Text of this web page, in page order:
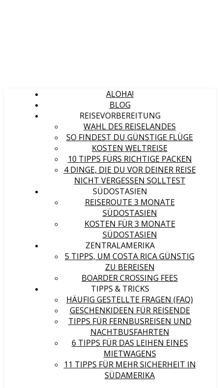
ALOHA!
BLOG
REISEVORBEREITUNG
WAHL DES REISELANDES
SO FINDEST DU GÜNSTIGE FLÜGE
KOSTEN WELTREISE
10 TIPPS FÜRS RICHTIGE PACKEN
4 DINGE, DIE DU VOR DEINER REISE
NICHT VERGESSEN SOLLTEST
SÜDOSTASIEN
REISEROUTE 3 MONATE
SÜDOSTASIEN
KOSTEN FÜR 3 MONATE
SÜDOSTASIEN
ZENTRALAMERIKA
5 TIPPS, UM COSTA RICA GÜNSTIG
ZU BEREISEN
BOARDER CROSSING FEES
TIPPS & TRICKS
HÄUFIG GESTELLTE FRAGEN (FAQ)
GESCHENKIDEEN FÜR REISENDE
TIPPS FÜR FERNBUSREISEN UND
NACHTBUSFAHRTEN
6 TIPPS FÜR DAS LEIHEN EINES
MIETWAGENS
11 TIPPS FÜR MEHR SICHERHEIT IN
SÜDAMERIKA